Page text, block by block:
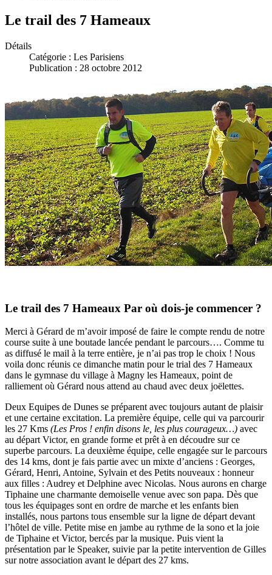
Le trail des 7 Hameaux
Détails
Catégorie : Les Parisiens
Publication : 28 octobre 2012
Le trail des 7 Hameaux Par où dois-je commencer ?
Merci à Gérard de m’avoir imposé de faire le compte rendu de notre
course suite à une boutade lancée pendant le parcours…. Comme tu
as diffusé le mail à la terre entière, je n’ai pas trop le choix ! Nous
voila donc réunis ce dimanche matin pour le trial des 7 Hameaux
dans le gymnase du village à Magny les Hameaux, point de
ralliement où Gérard nous attend au chaud avec deux joëlettes.
Deux Equipes de Dunes se préparent avec toujours autant de plaisir
et une certaine excitation. La première équipe, celle qui va parcourir
les 27 Kms (Les Pros ! enfin disons le, les plus courageux…) avec
au départ Victor, en grande forme et prêt à en découdre sur ce
superbe parcours. La deuxième équipe, celle engagée sur le parcours
des 14 kms, dont je fais partie avec un mixte d’anciens : Georges,
Gérard, Henri, Antoine, Sylvain et des Petits nouveaux : honneur
aux filles : Audrey et Delphine avec Nicolas. Nous aurons en charge
Tiphaine une charmante demoiselle venue avec son papa. Dès que
tous les équipages sont en ordre de marche et les enfants bien
installés, nous partons tous ensemble sur la ligne de départ devant
l’hôtel de ville. Petite mise en jambe au rythme de la sono et la joie
de Tiphaine et Victor, bercés par la musique. Puis vient la
présentation par le Speaker, suivie par la petite intervention de Gilles
sur notre association avant le départ des 27 kms.